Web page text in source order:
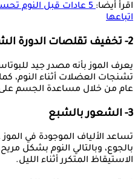
اقرأ أيضًا:
5 عادات قبل النوم
اتباعها
2- تخفيف تقلصات الدورة الشهرية
يعرف الموز بأنه مصدر جيد
تشنجات العضلات أثناء النوم،
عام من خلال مساعدة الجسم على
3- الشعور بالشبع
تساعد الألياف الموجودة في
بالجوع، وبالتالي النوم بشكل
الاستيقاظ المتكرر أثناء الليل.